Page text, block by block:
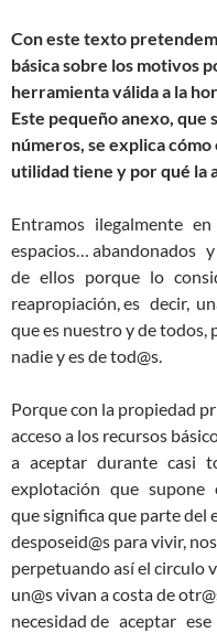
Con este texto
básica sobre los motivos
herramienta válida a la
Este pequeño anexo,
números, se explica
utilidad tiene y por qué la
Entramos ilegalmente en
espacios… abandonados
de ellos porque lo
reapropiación, es decir,
que es nuestro y de todos,
nadie y es de tod@s.
Porque con la propiedad
acceso a los recursos
a aceptar durante casi
explotación que supone
que significa que parte del
desposeid@s para vivir,
perpetuando así el circulo
un@s vivan a costa de
necesidad de aceptar